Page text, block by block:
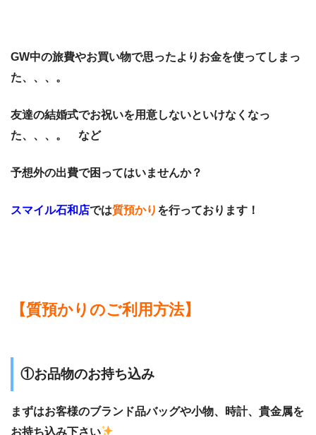
GW中の旅費やお買い物で思ったよりお金を使ってしまっ
た、、、。
友達の結婚式でお祝いを用意しないといけなくなっ
た、、、。 など
予想外の出費で困ってはいませんか？
スマイル石和店では質預かり を行っております！
【質預かりのご利用方法】
①お品物のお持ち込み
まずはお客様のブランド品バッグや小物、時計、貴金属を
お持ち込み下さい